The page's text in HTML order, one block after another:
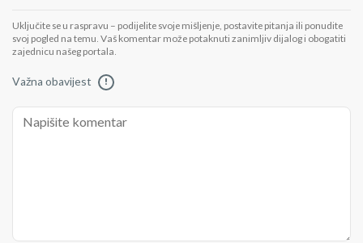
Uključite se u raspravu – podijelite svoje mišljenje, postavite pitanja ili ponudite
svoj pogled na temu. Vaš komentar može potaknuti zanimljiv dijalog i obogatiti
zajednicu našeg portala.
Važna obavijest !